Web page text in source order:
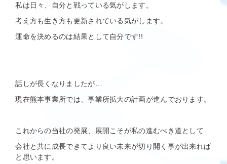
私は日々、自分と戦っている気がします。
考え方も生き方も更新されている気がします。
運命を決めるのは結果として自分です!!
話しが長くなりましたが…
現在熊本事業所では、事業所拡大の計画が進んでおります。
これからの当社の発展、展開こそが私の進むべき道として
会社と共に成長できてより良い未来が切り開く事が出来れば
と思います。